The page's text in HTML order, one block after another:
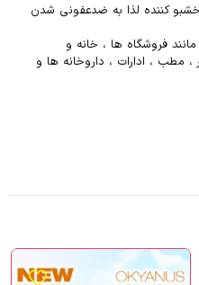
کننده لذا به ضدعفونی شدن
فروشگاه ها ، خانه و
مطب ، ادارات ، داروخانه ها و